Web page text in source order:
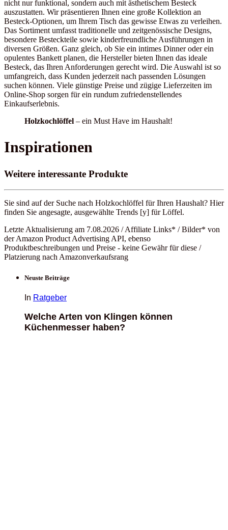
nicht nur funktional, sondern auch mit ästhetischem Besteck
auszustatten. Wir präsentieren Ihnen eine große Kollektion an
Besteck-Optionen, um Ihrem Tisch das gewisse Etwas zu verleihen.
Das Sortiment umfasst traditionelle und zeitgenössische Designs,
besondere Besteckteile sowie kinderfreundliche Ausführungen in
diversen Größen. Ganz gleich, ob Sie ein intimes Dinner oder ein
opulentes Bankett planen, die Hersteller bieten Ihnen das ideale
Besteck, das Ihren Anforderungen gerecht wird. Die Auswahl ist so
umfangreich, dass Kunden jederzeit nach passenden Lösungen
suchen können. Viele günstige Preise und zügige Lieferzeiten im
Online-Shop sorgen für ein rundum zufriedenstellendes
Einkaufserlebnis.
Holzkochlöffel – ein Must Have im Haushalt!
Inspirationen
Weitere interessante Produkte
Sie sind auf der Suche nach Holzkochlöffel für Ihren Haushalt? Hier
finden Sie angesagte, ausgewählte Trends [y] für Löffel.
Letzte Aktualisierung am 7.08.2026 / Affiliate Links* / Bilder* von
der Amazon Product Advertising API, ebenso
Produktbeschreibungen und Preise - keine Gewähr für diese /
Platzierung nach Amazonverkaufsrang
Neuste Beiträge
In Ratgeber
Welche Arten von Klingen können
Küchenmesser haben?